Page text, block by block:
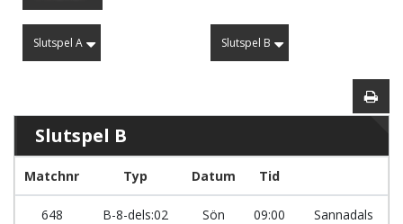
Slutspel A Slutspel B
Slutspel B
Matchnr Typ Datum Tid
648 B-8-dels:02
Sön
09:00
Sannadals